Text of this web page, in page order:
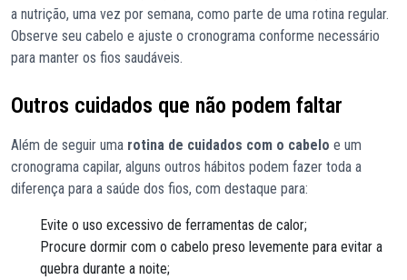
a nutrição, uma vez por semana, como parte de uma rotina regular.
Observe seu cabelo e ajuste o cronograma conforme necessário
para manter os fios saudáveis.
Outros cuidados que não podem faltar
Além de seguir uma rotina de cuidados com o cabelo e um
cronograma capilar, alguns outros hábitos podem fazer toda a
diferença para a saúde dos fios, com destaque para:
Evite o uso excessivo de ferramentas de calor;
Procure dormir com o cabelo preso levemente para evitar a
quebra durante a noite;